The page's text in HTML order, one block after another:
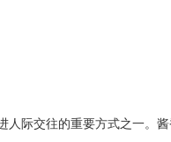
际交往的重要方式之一。